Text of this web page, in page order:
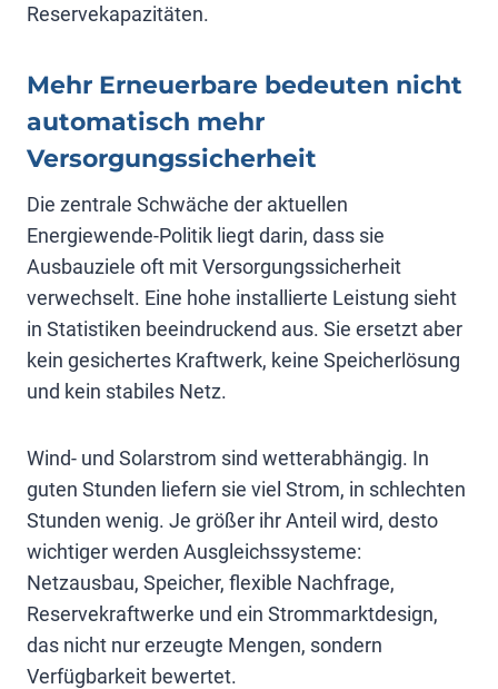
Reservekapazitäten.
Mehr Erneuerbare bedeuten nicht
automatisch mehr
Versorgungssicherheit
Die zentrale Schwäche der aktuellen
Energiewende-Politik liegt darin, dass sie
Ausbauziele oft mit Versorgungssicherheit
verwechselt. Eine hohe installierte Leistung sieht
in Statistiken beeindruckend aus. Sie ersetzt aber
kein gesichertes Kraftwerk, keine Speicherlösung
und kein stabiles Netz.
Wind- und Solarstrom sind wetterabhängig. In
guten Stunden liefern sie viel Strom, in schlechten
Stunden wenig. Je größer ihr Anteil wird, desto
wichtiger werden Ausgleichssysteme:
Netzausbau, Speicher, flexible Nachfrage,
Reservekraftwerke und ein Strommarktdesign,
das nicht nur erzeugte Mengen, sondern
Verfügbarkeit bewertet.